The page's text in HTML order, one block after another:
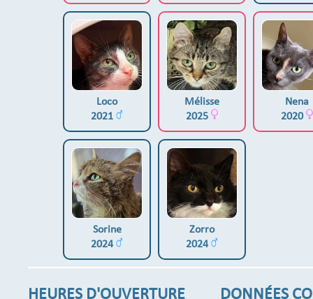
Loco
2021
Mélisse
2025
Nena
2020
Sorine
2024
Zorro
2024
HEURES D'OUVERTURE DONNÉES